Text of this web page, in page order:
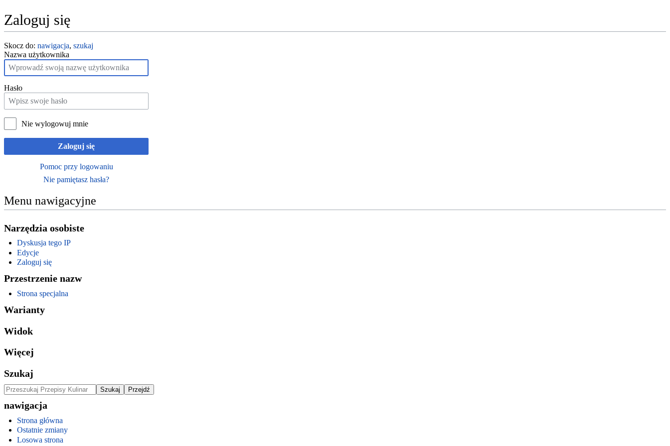
Zaloguj się
Skocz do: nawigacja, szukaj
Nazwa użytkownika
Hasło
Nie wylogowuj mnie
Zaloguj się
Pomoc przy logowaniu
Nie pamiętasz hasła?
Menu nawigacyjne
Narzędzia osobiste
Dyskusja tego IP
Edycje
Zaloguj się
Przestrzenie nazw
Strona specjalna
Warianty
Widok
Więcej
Szukaj
nawigacja
Strona główna
Ostatnie zmiany
Losowa strona